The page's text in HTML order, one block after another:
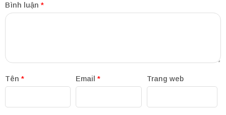
Bình luận *
Tên * Email* Trang web